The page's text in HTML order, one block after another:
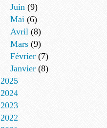
Juin (9)
Mai (6)
Avril (8)
Mars (9)
Février (7)
Janvier (8)
2025
2024
2023
2022